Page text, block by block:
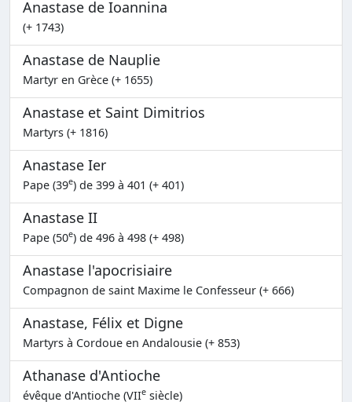
Anastase de Ioannina
(+ 1743)
Anastase de Nauplie
Martyr en Grèce (+ 1655)
Anastase et Saint Dimitrios
Martyrs (+ 1816)
Anastase Ier
Pape (39e) de 399 à 401 (+ 401)
Anastase II
Pape (50e) de 496 à 498 (+ 498)
Anastase l'apocrisiaire
Compagnon de saint Maxime le Confesseur (+ 666)
Anastase, Félix et Digne
Martyrs à Cordoue en Andalousie (+ 853)
Athanase d'Antioche
évêque d'Antioche (VIIe siècle)